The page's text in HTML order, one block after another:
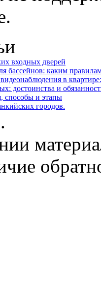
входных дверей
бассейнов: каким
в квартире:
достоинства и
способы и этапы
городов.